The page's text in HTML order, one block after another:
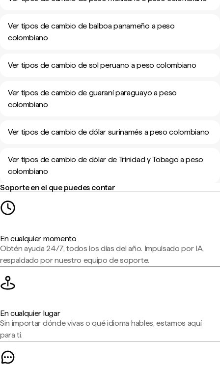
Ver tipos de cambio de balboa panameño a peso
colombiano
Ver tipos de cambio de sol peruano a peso colombiano
Ver tipos de cambio de guaraní paraguayo a peso
colombiano
Ver tipos de cambio de dólar surinamés a peso colombiano
Ver tipos de cambio de dólar de Trinidad y Tobago a peso
colombiano
Soporte en el que puedes contar
En cualquier momento
Obtén ayuda 24/7, todos los días del año. Impulsado por IA,
respaldado por nuestro equipo de soporte.
En cualquier lugar
Sin importar dónde vivas o qué idioma hables, estamos aquí
para ti.